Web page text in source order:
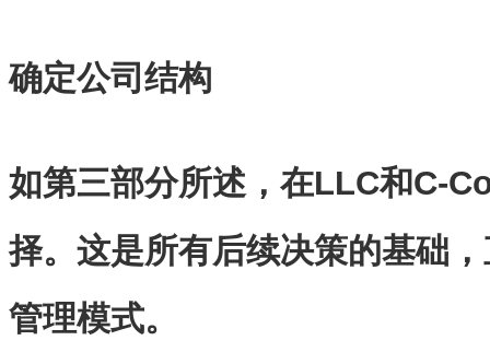
确定公司结构
如第三部分所述，在LLC和C-
择。这是所有后续决策的基础
管理模式。